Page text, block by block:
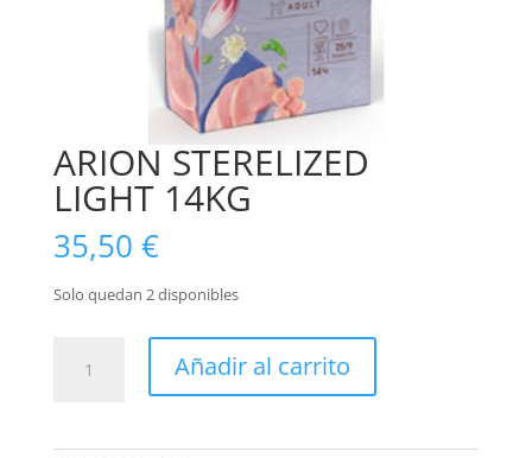
ARION STERELIZED
LIGHT 14KG
35,50 €
Solo quedan 2 disponibles
STERELIZED
Añadir al carrito